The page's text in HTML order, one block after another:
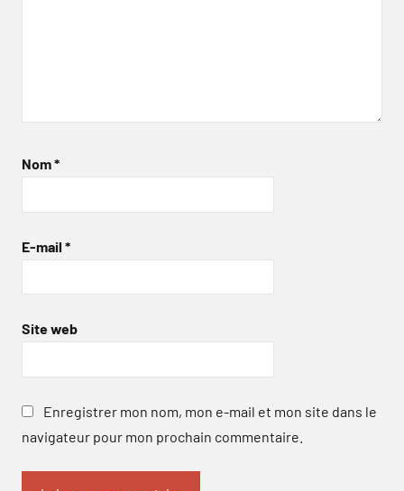
Nom*
E-mail *
Site web
Enregistrer mon nom, mon e-mail et mon site dans le
navigateur pour mon prochain commentaire.